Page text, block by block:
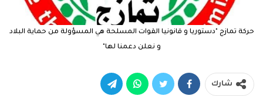
حركة تمازج "دستوريا و قانونيا القوات المسلحة هي المسؤولة من حماية البلاد
و نعلن دعمنا لها"
شارك